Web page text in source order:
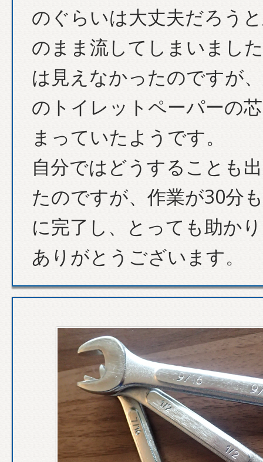
のぐらいは大丈夫だろう
のまま流してしまいまし
は見えなかったのですが
のトイレットペーパーの
まっていたようです。
自分ではどうすることも
たのですが、作業が30分
に完了し、とっても助か
ありがとうございます。